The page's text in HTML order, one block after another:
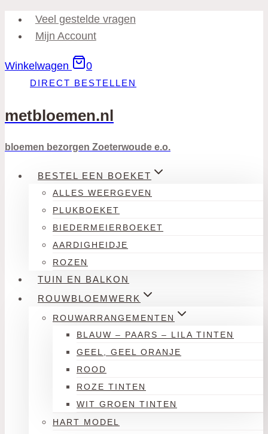
Doorgaan
naar
Veel gestelde vragen
Mijn Account
Winkelwagen 0
DIRECT BESTELLEN
metbloemen.nl
bloemen bezorgen Zoeterwoude e.o.
BESTEL EEN BOEKET
ALLES WEERGEVEN
PLUKBOEKET
BIEDERMEIERBOEKET
AARDIGHEIDJE
ROZEN
TUIN EN BALKON
ROUWBLOEMWERK
ROUWARRANGEMENTEN
BLAUW – PAARS – LILA TINTEN
GEEL, GEEL ORANJE
ROOD
ROZE TINTEN
WIT GROEN TINTEN
HART MODEL